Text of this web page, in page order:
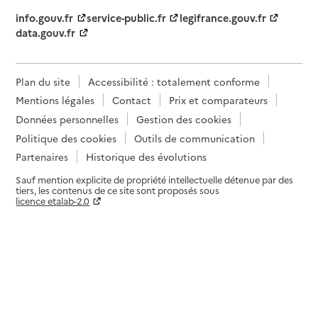
info.gouv.fr
service-public.fr
legifrance.gouv.fr
data.gouv.fr
Plan du site
Accessibilité : totalement conforme
Mentions légales
Contact
Prix et comparateurs
Données personnelles
Gestion des cookies
Politique des cookies
Outils de communication
Partenaires
Historique des évolutions
Sauf mention explicite de propriété intellectuelle détenue par des
tiers, les contenus de ce site sont proposés sous
licence etalab-2.0